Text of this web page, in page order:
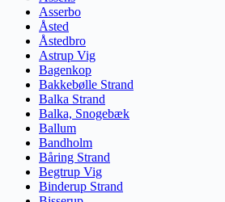
Asserbo
Åsted
Åstedbro
Astrup Vig
Bagenkop
Bakkebølle Strand
Balka Strand
Balka, Snogebæk
Ballum
Bandholm
Båring Strand
Begtrup Vig
Binderup Strand